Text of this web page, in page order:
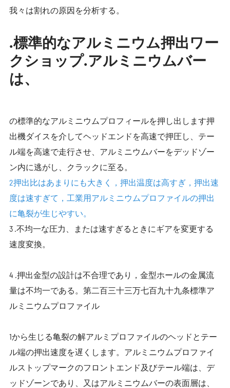
我々は割れの原因を分析する。
.標準的なアルミニウム押出ワー
クショップ.アルミニウムバー
は、
の標準的なアルミニウムプロフィールを押し出します押
出機ダイスを介してヘッドエンドを高速で押圧し、テー
ル端を高速で走行させ、アルミニウムバーをデッドゾー
ン内に逃がし、クラックに至る。
2押出比はあまりにも大きく，押出温度は高すぎ，押出速
度は速すぎて，工業用アルミニウムプロファイルの押出
に亀裂が生じやすい。
3 .不均一な圧力、または速すぎるときにギアを変更する
速度変換。
4 .押出金型の設計は不合理であり，金型ホールの金属流
量は不均一である。第二百三十三万七百九十九条標準ア
ルミニウムプロファイル
1から生じる亀裂の解アルミプロファイルのヘッドとテー
ル端の押出速度を遅くします。アルミニウムプロファイ
ルストップマークのフロントエンド及びテール端は、デ
ッドゾーンであり、又はアルミニウムバーの表面層は、